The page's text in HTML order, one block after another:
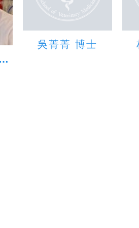
Frans Jongejan 教授
吳菁菁 博士